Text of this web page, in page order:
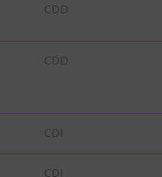
CDD
CDD
CDI
CDI